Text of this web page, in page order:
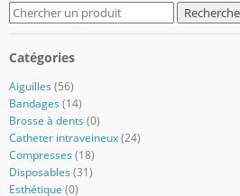
Search
for:
Catégories
Aiguilles (56)
Bandages (14)
Brosse à dents (0)
Catheter intraveineux (24)
Compresses (18)
Disposables (31)
Esthétique (0)